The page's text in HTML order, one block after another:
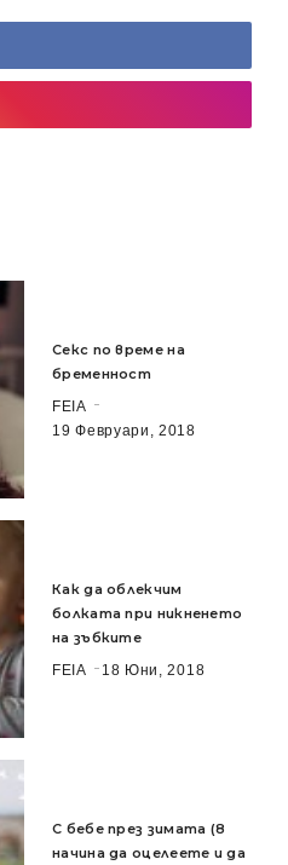
Секс по време на
бременност
FEIA
19 Февруари, 2018
Как да облекчим
болката при никненето
на зъбките
FEIA
18 Юни, 2018
С бебе през зимата (8
начина да оцелеете и да